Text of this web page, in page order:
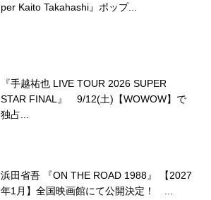
per Kaito Takahashi』ポップ...
『手越祐也 LIVE TOUR 2026 SUPER
STAR FINAL』 9/12(土)【WOWOW】で
独占...
浜田省吾 『ON THE ROAD 1988』 【2027
年1月】全国映画館にて公開決定！ ...